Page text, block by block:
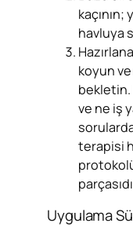
kaçının;
havluya
koyun
bekletin.
ve ne iş
terapisi
Uygulama